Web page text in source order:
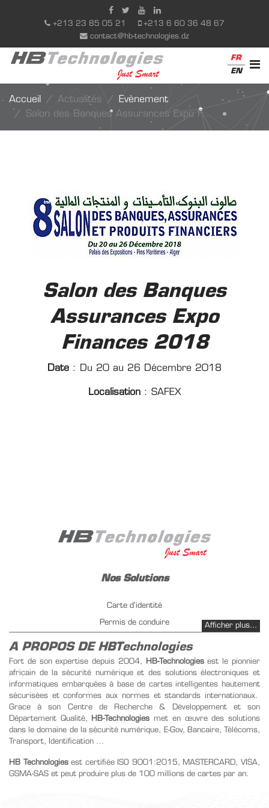
+213 23 85 05 21
+213 6 60 36 48 67
contact@hb-technologies.dz
FR
EN
Accueil Actualités
Evènement
Salon des Banques Assurances Expo F...
Salon des Banques
Assurances Expo
Finances 2018
Date : Du 20 au 26 Décembre 2018
Localisation : SAFEX
Nos Solutions
Carte d’identité
Permis de conduire
Gestion carburant PetrolPay
Emission Instantanée
Gestion de titre de transport
Nos Produits
Carte SIM
Carte de recharge
Afficher plus...
A PROPOS DE HBTechnologies
Fort de son expertise depuis 2004, HB-Technologiesest le pionnier
africain de la sécurité numérique et des solutions électroniques et
informatiques embarquées à base de cartes intelligentes hautement
sécurisées et conformes aux normes et standards internationaux.
Grace à son Centre de Recherche & Développement et son
Département Qualité,
HB-Technologies met en œuvre des solutions
dans le domaine de la sécurité numérique, E-Gov, Bancaire, Télécoms,
Transport, Identification …
HB Technologiesest certifiée ISO 9001:2015, MASTERCARD, VISA,
GSMA-SAS et peut produire plus de 100 millions de cartes par an.